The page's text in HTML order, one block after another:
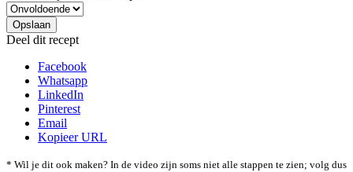
Deel dit recept
Facebook
Whatsapp
LinkedIn
Pinterest
Email
Kopieer URL
* Wil je dit ook maken? In de video zijn soms niet alle stappen te zien; volg dus